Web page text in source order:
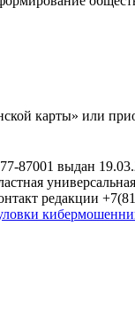
карты» или
выдан
редакции